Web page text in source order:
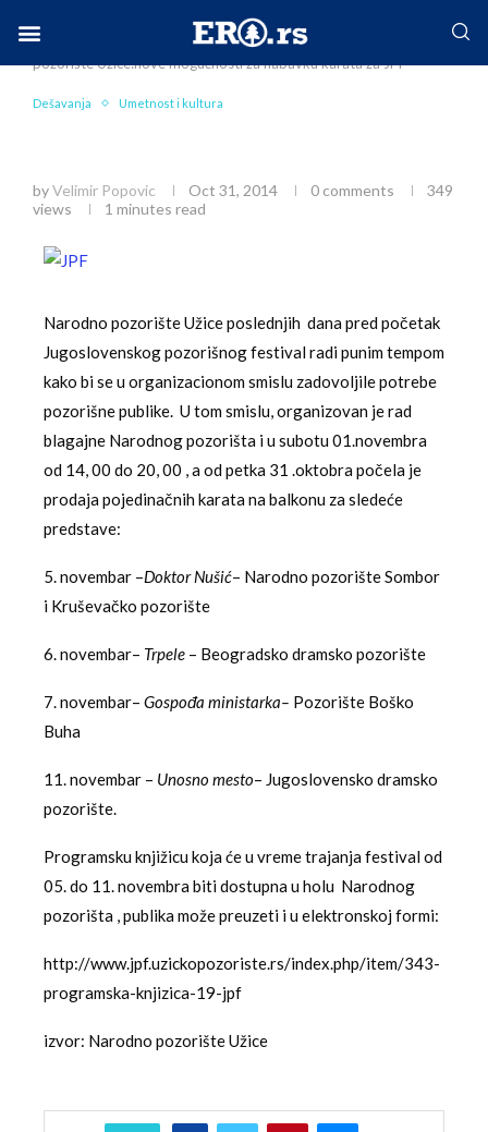
Home Užice Dešavanja
pozorište Užice:nove mogućnosti za nabavku karata za JPF
Dešavanja Umetnost i kultura
byVelimir Popovic Oct 31, 2014 0 comments
349
views
1 minutes read
Narodno pozorište Užice poslednjih dana pred početak
Jugoslovenskog pozorišnog festival radi punim tempom
kako bi se u organizacionom smislu zadovoljile potrebe
pozorišne publike. U tom smislu, organizovan je rad
blagajne Narodnog pozorišta i u subotu 01.novembra
od 14, 00 do 20, 00 , a od petka 31 .oktobra počela je
prodaja pojedinačnih karata na balkonu za sledeće
predstave:
5. novembar –Doktor Nušić– Narodno pozorište Sombor
i Kruševačko pozorište
6. novembar– Trpele – Beogradsko dramsko pozorište
7. novembar– Gospođa ministarka– Pozorište Boško
Buha
11. novembar – Unosno mesto– Jugoslovensko dramsko
pozorište.
Programsku knjižicu koja će u vreme trajanja festival od
05. do 11. novembra biti dostupna u holu Narodnog
pozorišta , publika može preuzeti i u elektronskoj formi:
http://www.jpf.uzickopozoriste.rs/index.php/item/343-
programska-knjizica-19-jpf
izvor: Narodno pozorište Užice